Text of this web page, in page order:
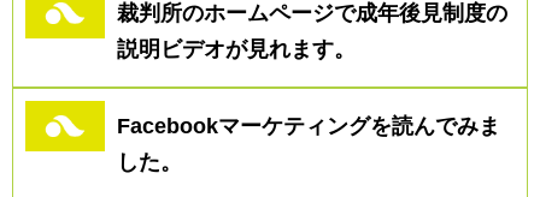
裁判所のホームページで成年後見制度の
説明ビデオが見れます。
Facebookマーケティングを読んでみま
した。